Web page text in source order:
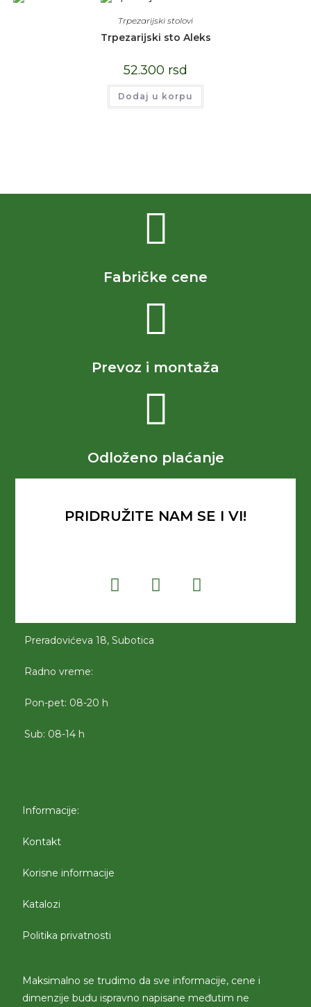
Trpezarijski stolovi
Trpezarijski sto Aleks
52.300 rsd
Dodaj u korpu
Fabričke cene
Prevoz i montaža
Odloženo plaćanje
PRIDRUŽITE NAM SE I VI!
Preradovićeva 18, Subotica
Radno vreme:
Pon-pet: 08-20 h
Sub: 08-14 h
Informacije:
Kontakt
Korisne informacije
Katalozi
Politika privatnosti
Maksimalno se trudimo da sve informacije, cene i
dimenzije budu ispravno napisane međutim ne